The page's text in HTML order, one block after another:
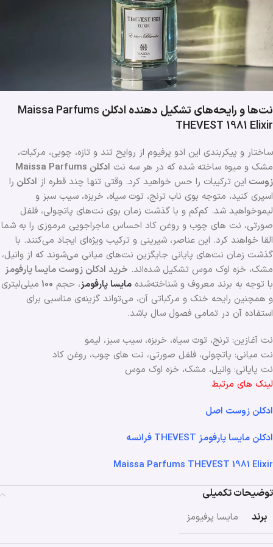
نت‌ها و رایحه‌های تشکیل دهنده ادکلن Maissa Parfums
THEVEST 1981 Elixir
ساختار و پیکربندی این ادو پرفیوم از روایح تند و تازه، چوبی، مرکبات،
مشک و میوه ساخته شده که در هر سه نت ادکلن Maissa Parfums
زوست این ترکیبات را حس خواهید کرد. وقتی تنها چند قطره از ادکلن را
اسپری کنید، متوجه بوی ناب ترنج، توت سیاه، خربزه، سیب سبز و
لیموخواهید شد. کم‌کم و با گذشت زمان بوی نت‌های پاتچولی، فلفل
صورتی، نت های چوب و روغن کاد احساس ماجراجویی مرموزی را به شما
القا خواهند کرد. این عناصر، شیرینی و ترکیب ویژه‌ای ایجاد می‌کنند. با
گذشت زمان نت‌های پایانی جایگزین نت‌های میانی می‌شوند که از وانیل،
مشک، خزه اوک موس تشکیل شده‌اند. خرید ادکلن زوست مایسا پارفومز
با توجه به برند معروف و شناخته‌شده مایسا پارفومز، حجم 100 میلی‌لیتری
و همچنین رایحه خنک و مرکباتی آن، می‌تواند گزینه‌ی مناسبی برای
استفاده آن در تمامی فصول ‌سال باشد.
نت آغازین: ترنج، توت سیاه، خربزه، سیب سبز، لیمو
نت میانی: پاتچولی، فلفل صورتی، نت های چوب، روغن کاد
نت پایانی: وانیل، مشک، خزه اوک موس
لینک های مرتبط
ادکلن زوست اصل
ادکلن مایسا پارفومز THEVEST فرانسه
Maissa Parfums THEVEST 1981 Elixir
توضیحات تکمیلی
برند
مایسا پرفیومز